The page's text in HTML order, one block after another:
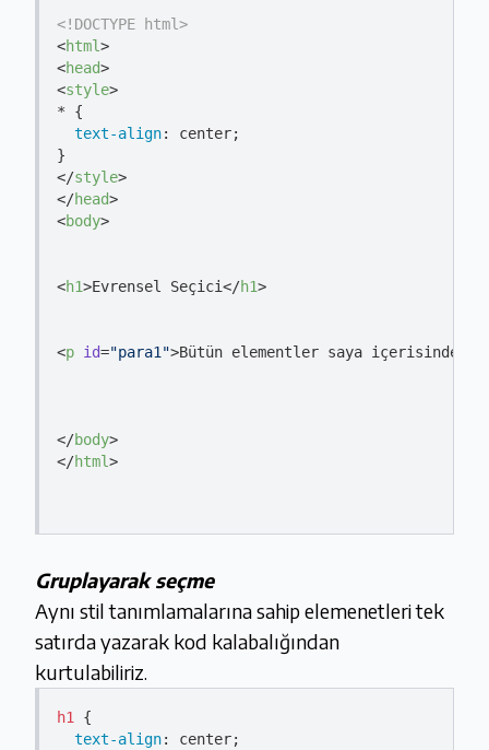
<!DOCTYPE html>
<html>
<head>
<style>
* {
text-align: center;
</style>
</head>
<body>
<h1>Evrensel Seçici</h1>
<p id="para1">Bütün elementler saya içerisinde
</body>
</html>
Gruplayarak seçme
Aynı stil tanımlamalarına sahip elemenetleri tek
satırda yazarak kod kalabalığından
kurtulabiliriz.
h1
{
text-align: center;